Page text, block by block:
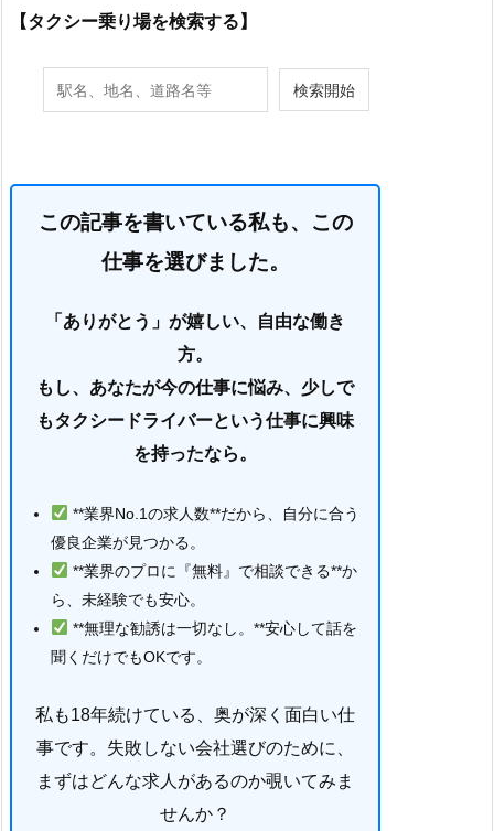
【タクシー乗り場を検索する】
この記事を書いている私も、この
仕事を選びました。
「ありがとう」が嬉しい、自由な働き
方。
もし、あなたが今の仕事に悩み、少しで
もタクシードライバーという仕事に興味
を持ったなら。
**業界No.1の求人数**だから、自分に合う
優良企業が見つかる。
**業界のプロに『無料』で相談できる**か
ら、未経験でも安心。
**無理な勧誘は一切なし。**安心して話を
聞くだけでもOKです。
私も18年続けている、奥が深く面白い仕
事です。失敗しない会社選びのために、
まずはどんな求人があるのか覗いてみま
せんか？